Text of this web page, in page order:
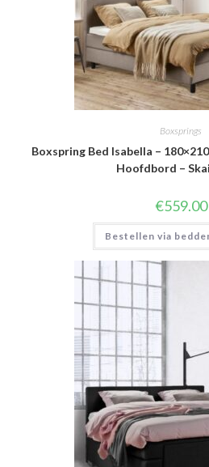
Boxsprings
Boxspring Bed Isabella –
Hoofdbord –
€559.00
Bestellen via